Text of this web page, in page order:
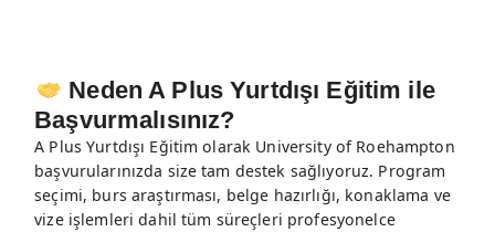
Neden A Plus Yurtdışı Eğitim ile
Başvurmalısınız?
A Plus Yurtdışı Eğitim olarak University of Roehampton
başvurularınızda size tam destek sağlıyoruz. Program
seçimi, burs araştırması, belge hazırlığı, konaklama ve
vize işlemleri dahil tüm süreçleri profesyonelce